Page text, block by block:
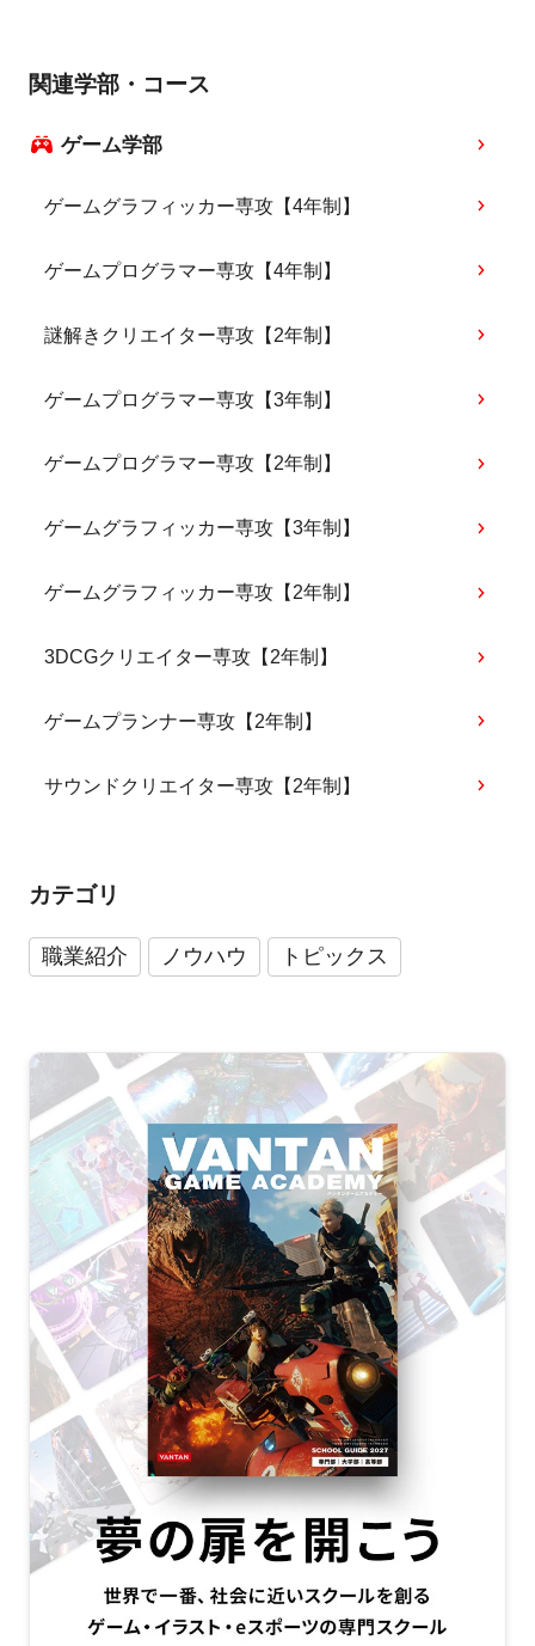
関連学部・コース
ゲーム学部
ゲームグラフィッカー専攻【4年制】
ゲームプログラマー専攻【4年制】
謎解きクリエイター専攻【2年制】
ゲームプログラマー専攻【3年制】
ゲームプログラマー専攻【2年制】
ゲームグラフィッカー専攻【3年制】
ゲームグラフィッカー専攻【2年制】
3DCGクリエイター専攻【2年制】
ゲームプランナー専攻【2年制】
サウンドクリエイター専攻【2年制】
カテゴリ
職業紹介 ノウハウ トピックス